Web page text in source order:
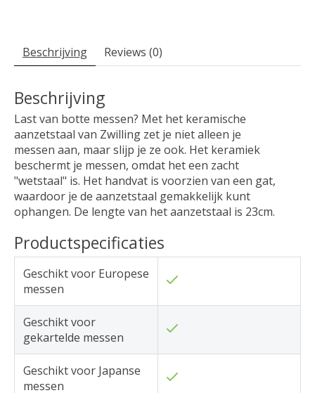
Beschrijving Reviews (0)
Beschrijving
Last van botte messen? Met het keramische
aanzetstaal van Zwilling zet je niet alleen je
messen aan, maar slijp je ze ook. Het keramiek
beschermt je messen, omdat het een zacht
"wetstaal" is. Het handvat is voorzien van een gat,
waardoor je de aanzetstaal gemakkelijk kunt
ophangen. De lengte van het aanzetstaal is 23cm.
Productspecificaties
Geschikt voor Europese
messen
Geschikt voor
gekartelde messen
Geschikt voor Japanse
messen